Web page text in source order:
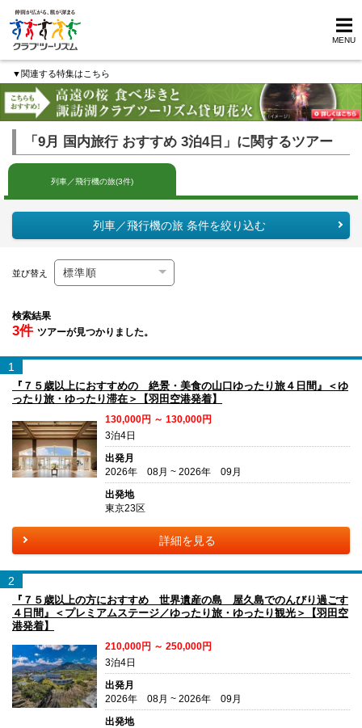
MENU
▼関連する特集はこちら
「9月 国内旅行 おすすめ 3泊4日」に関するツアー
列車／飛行機の旅(3件)
列車／飛行機の旅 条件を絞り込む
並び替え
検索結果
3件 ツアーが見つかりました。
1
『７５歳以上におすすめの 絶景・美食の山口ゆったり旅４日間』＜ゆ
ったり旅・ゆったり滞在＞【羽田空港発着】
130,000円 ～ 130,000円
3泊4日
出発月
2026年 08月 ~ 2026年 09月
出発地
東京23区
詳細を見る
2
『７５歳以上の方におすすめ 世界遺産の島 屋久島でのんびり過ごす
４日間』＜プレミアムステージ／ゆったり旅・ゆったり観光＞【羽田空
港発着】
210,000円 ～ 250,000円
3泊4日
出発月
2026年 08月 ~ 2026年 09月
出発地